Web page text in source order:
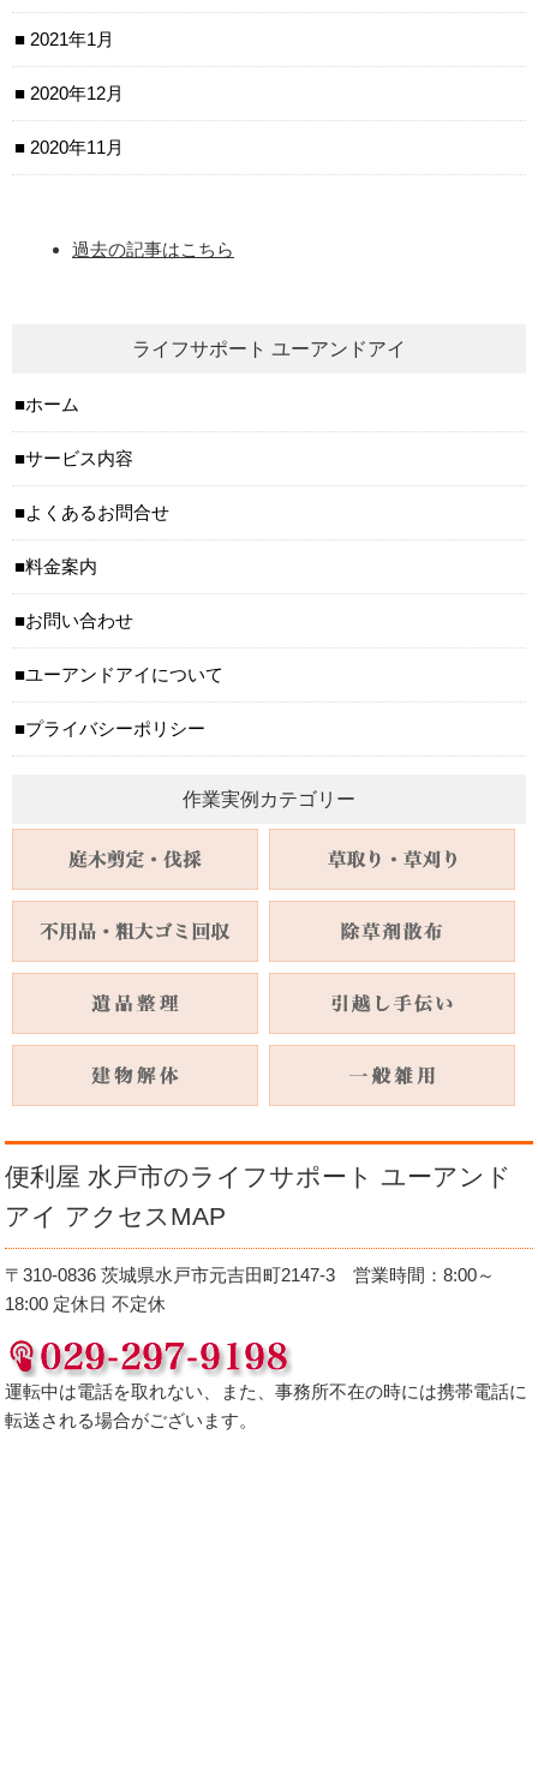
2021年1月
2020年12月
2020年11月
過去の記事はこちら
ライフサポート ユーアンドアイ
ホーム
サービス内容
よくあるお問合せ
料金案内
お問い合わせ
ユーアンドアイについて
プライバシーポリシー
作業実例カテゴリー
便利屋 水戸市のライフサポート ユーアンド
アイ アクセスMAP
〒310-0836 茨城県水戸市元吉田町2147-3 営業時間：8:00～
18:00 定休日 不定休
運転中は電話を取れない、また、事務所不在の時には携帯電話に
転送される場合がございます。